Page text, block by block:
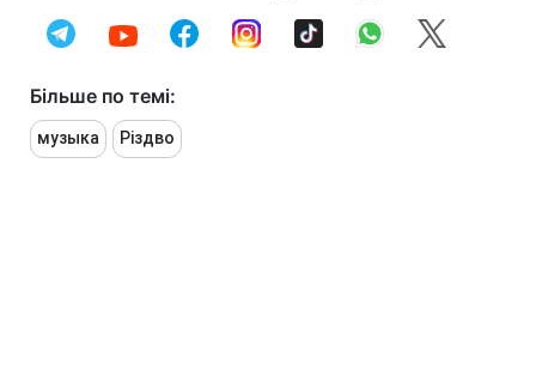
Більше по темі:
музыка Різдво